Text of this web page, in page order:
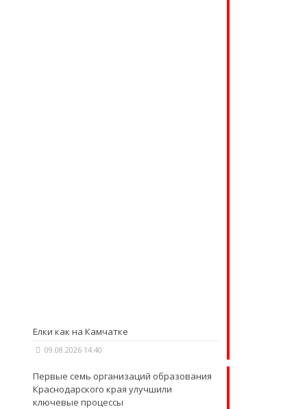
Елки как на Камчатке
09.08.2026 14:40
Первые семь организаций образования
Краснодарского края улучшили
ключевые процессы